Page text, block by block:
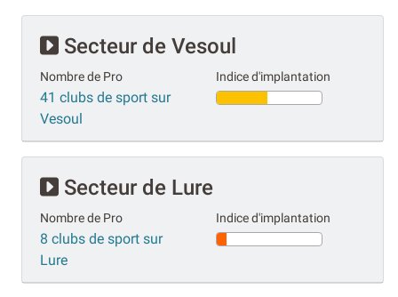
Secteur de Vesoul
Nombre de Pro
41 clubs de sport sur
Vesoul
Indice d'implantation
Secteur de Lure
Nombre de Pro
8 clubs de sport sur
Lure
Indice d'implantation